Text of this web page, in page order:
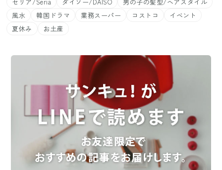
風水
韓国ドラマ 業務スーパー コストコ
イベント
夏休み
お土産